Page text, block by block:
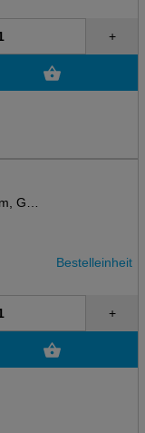
+
Griff
gelb
Bestelleinheit
+